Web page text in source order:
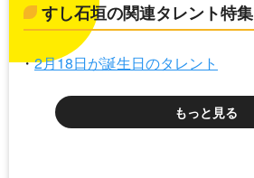
すし石垣の関連タレント特集
2月18日が誕生日のタレント
もっと見る